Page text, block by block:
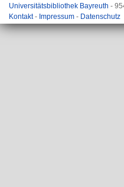
Universitätsbibliothek Bayreuth -
Kontakt- Impressum - Datenschutz